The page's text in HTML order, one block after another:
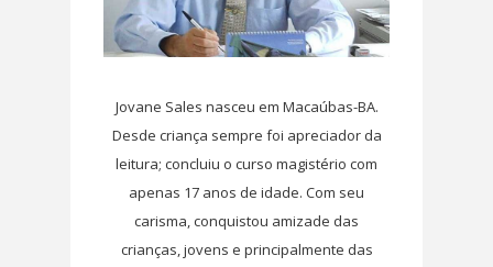
Jovane Sales nasceu em Macaúbas-BA.
Desde criança sempre foi apreciador da
leitura; concluiu o curso magistério com
apenas 17 anos de idade. Com seu
carisma, conquistou amizade das
crianças, jovens e principalmente das